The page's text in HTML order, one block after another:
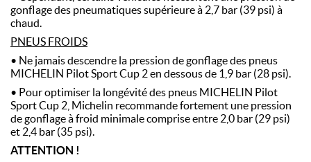
gonflage des pneumatiques supérieure à 2,7 bar (39 psi) à
chaud.
PNEUS FROIDS
• Ne jamais descendre la pression de gonflage des pneus
MICHELIN Pilot Sport Cup 2 en dessous de 1,9 bar (28 psi).
• Pour optimiser la longévité des pneus MICHELIN Pilot
Sport Cup 2, Michelin recommande fortement une pression
de gonflage à froid minimale comprise entre 2,0 bar (29 psi)
et 2,4 bar (35 psi).
ATTENTION !